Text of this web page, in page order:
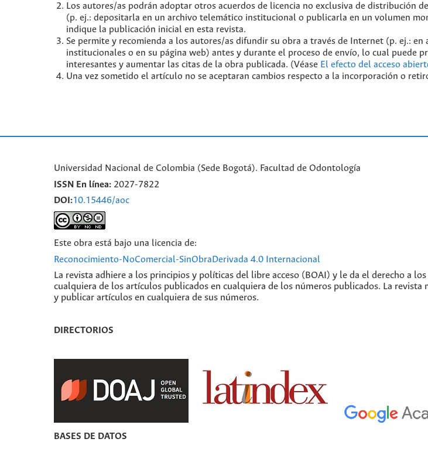
Los autores/as podrán adoptar otros acuerdos de licencia no exclusiva de distribución
(p. ej.: depositarla en un archivo telemático institucional o publicarla en un volumen
indique la publicación inicial en esta revista.
Se permite y recomienda a los autores/as difundir su obra a través de Internet (p. ej.: en
institucionales o en su página web) antes y durante el proceso de envío, lo cual puede
interesantes y aumentar las citas de la obra publicada. (Véase El efecto del acceso
Una vez sometido el artículo no se aceptaran cambios respecto a la incorporación o
Universidad Nacional de Colombia (Sede Bogotá). Facultad de Odontología
ISSN En línea: 2027-7822
DOI:10.15446/aoc
Este obra está bajo una licencia de:
Reconocimiento-NoComercial-SinObraDerivada 4.0 Internacional
La revista adhiere a los principios y políticas del libre acceso (BOAI) y le da el derecho a
cualquiera de los artículos publicados en cualquiera de los números publicados. La
y publicar artículos en cualquiera de sus números.
DIRECTORIOS
BASES DE DATOS